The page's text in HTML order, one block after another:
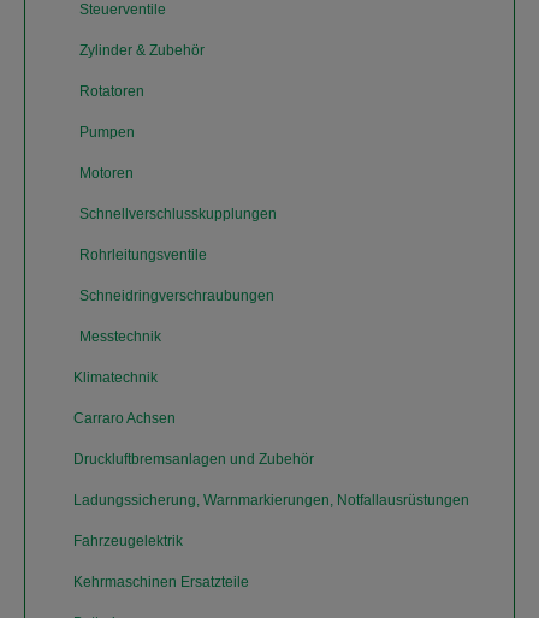
Steuerventile
Zylinder & Zubehör
Rotatoren
Pumpen
Motoren
Schnellverschlusskupplungen
Rohrleitungsventile
Schneidringverschraubungen
Messtechnik
Klimatechnik
Carraro Achsen
Druckluftbremsanlagen und Zubehör
Ladungssicherung, Warnmarkierungen, Notfallausrüstungen
Fahrzeugelektrik
Kehrmaschinen Ersatzteile